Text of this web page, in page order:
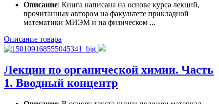
Описание: Книга написана на основе курса лекций,
прочитанных автором на факультете прикладной
математики МИЭМ и на физическом ...
Описание товара
Лекции по органической химии. Часть
1. Вводный концентр